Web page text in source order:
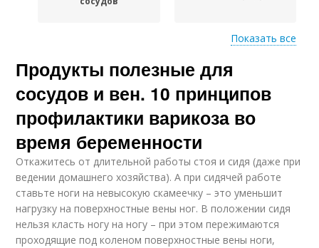
Микроэлементы при
варикозе
Показать все
Продукты полезные для
сосудов и вен. 10 принципов
профилактики варикоза во
время беременности
Откажитесь от длительной работы стоя и сидя (даже при
ведении домашнего хозяйства). А при сидячей работе
ставьте ноги на невысокую скамеечку – это уменьшит
нагрузку на поверхностные вены ног. В положении сидя
нельзя класть ногу на ногу – при этом пережимаются
проходящие под коленом поверхностные вены ноги,